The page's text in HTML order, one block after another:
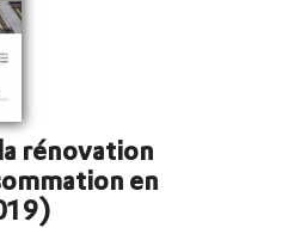
rénovation
en